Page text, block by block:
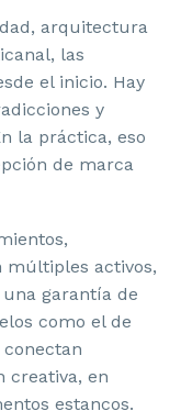
arquitectura
las
el inicio. Hay
y
la práctica, eso
de marca
múltiples activos,
garantía de
como el de
creativa, en
estancos.